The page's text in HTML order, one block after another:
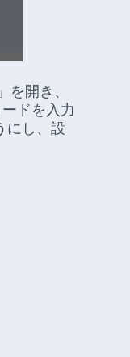
開き、
ドを入力
にし、設